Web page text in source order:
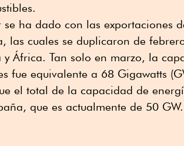
ha dado con las exportaciones
las cuales se duplicaron de
y África. Tan solo en marzo, la
fue equivalente a 68 Gigawatts
el total de la capacidad de
que es actualmente de 50 GW.